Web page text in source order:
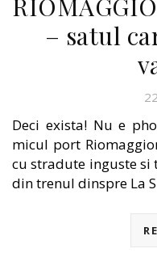
– satul
Deci exista! Nu e
micul port
cu stradute inguste si
din trenul dinspre La